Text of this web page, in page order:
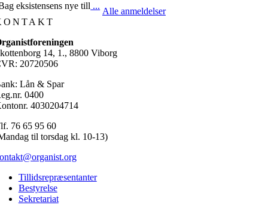
eksistensens nye till ...
Alle anmeldelser
14, 1., 8800 Viborg
20720506
Lån & Spar
0400
4030204714
76 65 95 60
til torsdag kl. 10-13)
Tillidsrepræsentanter
Bestyrelse
Sekretariat